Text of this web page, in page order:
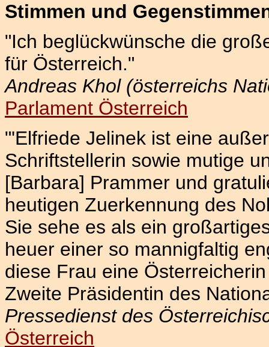
Stimmen und
"Ich beglückwünsche die
für Österreich."
Andreas Khol (österreichs
Parlament Österreich
"'Elfriede Jelinek ist eine
Schriftstellerin sowie mutige
[Barbara] Prammer und
heutigen Zuerkennung des
Sie sehe es als ein
heuer einer so mannigfaltig
diese Frau eine
Zweite Präsidentin des
Pressedienst des
Österreich